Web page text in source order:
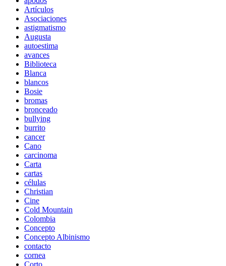
Artículos
Asociaciones
astigmatismo
Augusta
autoestima
avances
Biblioteca
Blanca
blancos
Bosie
bromas
bronceado
bullying
burrito
cancer
Cano
carcinoma
Carta
cartas
células
Christian
Cine
Cold Mountain
Colombia
Concepto
Concepto Albinismo
contacto
cornea
Corto